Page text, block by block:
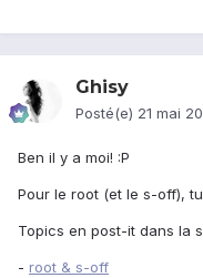
Ghisy
Posté(e) 21 mai
Ben il y a moi! :P
Pour le root (et le s-off),
Topics en post-it dans la
- root & s-off